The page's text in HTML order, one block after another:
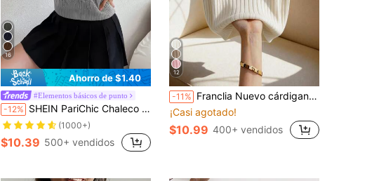
16
Ahorro de $1.40
#Elementos básicos de punto
-12% SHEIN PariChic Chaleco de punto unicolor tejido de cable sin camisa
(1000+)
$10.39 500+ vendidos
12
-11% Franclia Nuevo cárdigan sin mangas de punto acanalado de estilo coreano informal y holgado de color crema, diseño elegante de cuello en V, versátil para uso diario, trabajo, estilo francés relajado, encanto minimalista, suéter de punto moderno para mujer, chaleco de punto blanco, tops de punto, suéter superior de punto, top de punto para mujer, tops de chaleco para mujer, ropa de punto de invierno, tops de lana para mujer, suéter de mujer, tops de invierno para mujer, chaleco sin mangas, chaleco acanalado, chaleco tipo jersey para damas, ropa de punto
¡Casi agotado!
$10.99 400+ vendidos